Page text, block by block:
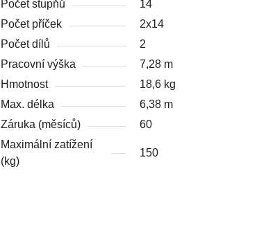
Počet stupňů
14
Počet příček
2x14
Počet dílů
2
Pracovní výška
7,28 m
Hmotnost
18,6 kg
Max. délka
6,38 m
Záruka (měsíců)
60
Maximální zatížení
(kg)
150